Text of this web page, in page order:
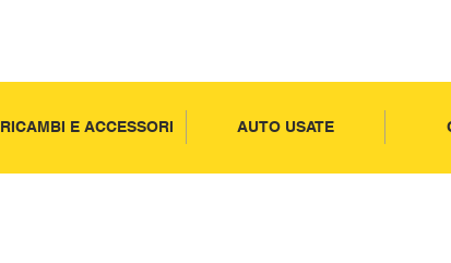
RICAMBI E ACCESSORI AUTO USATE